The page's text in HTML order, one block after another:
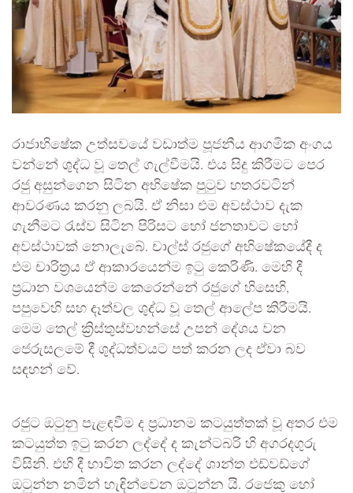
රාජාභිෂේක උත්සවයේ වඩාත්ම පූජනීය ආගමික අංගය
වන්නේ ශුද්ධ වූ තෙල් ගැල්වීමයි. එය සිදු කිරීමට පෙර
රජු අසුන්ගෙන සිටින අභිෂේක පුටුව හතරවටින්
ආවරණය කරනු ලබයි. ඒ නිසා එම අවස්ථාව දැක
ගැනීමට රැස්ව සිටින පිරිසට හෝ ජනතාවට හෝ
අවස්ථාවක් නොලැබේ. චාල්ස් රජුගේ අභිෂේකයේදී ද
එම චාරිත්‍රය ඒ ආකාරයෙන්ම ඉටු කෙරිණි. මෙහි දී
ප්‍රධාන වශයෙන්ම කෙරෙන්නේ රජුගේ හිසෙහි,
පපුවෙහි සහ දෑත්වල ශුද්ධ වූ තෙල් ආලේප කිරීමයි.
මෙම තෙල් ක්‍රිස්තුස්වහන්සේ උපන් දේශය වන
ජෙරුසලමේ දී ශුද්ධත්වයට පත් කරන ලද ඒවා බව
සඳහන් වේ.
රජුට ඔටුනු පැළඳවීම ද ප්‍රධානම කටයුත්තක් වූ අතර එම
කටයුත්ත ඉටු කරන ලද්දේ ද කැන්ටබරි හි අගරදගුරු
විසිනි. එහි දී භාවිත කරන ලද්දේ ශාන්ත එඩ්වඩ්ගේ
ඔටුන්න නමින් හැඳින්වෙන ඔටුන්න යි. රජෙකු හෝ